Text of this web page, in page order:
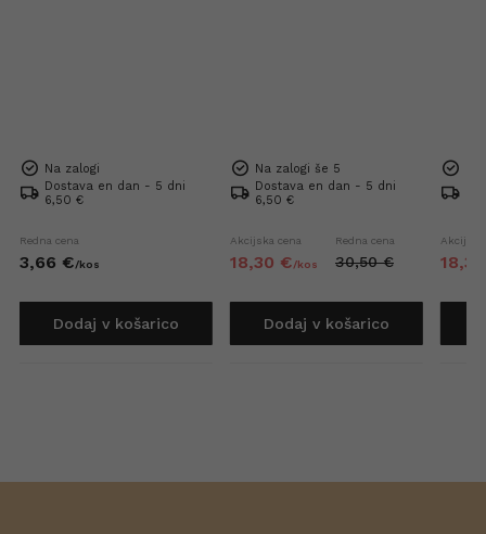
Na zalogi
Dostava en dan - 5 dni
6,50 €
Redna cena
3,66 €/kos
Dodaj v košarico
Na zalogi še 5
Dostava en dan - 5 dni
6,50 €
Akcijska cena
18,30 €/kos
Redna cena
30,50 €
Dodaj v košarico
Akcijska
18,30